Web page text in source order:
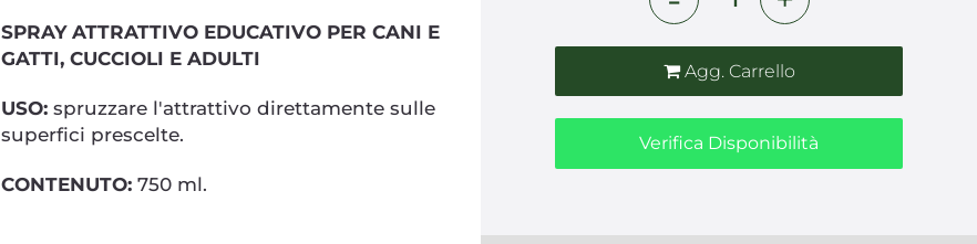
SPRAY ATTRATTIVO EDUCATIVO PER CANI E
GATTI, CUCCIOLI E ADULTI
USO: spruzzare l'attrattivo direttamente sulle
superfici prescelte.
CONTENUTO: 750 ml.
Agg. Carrello
Verifica Disponibilità